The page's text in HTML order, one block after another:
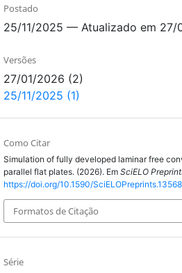
Postado
25/11/2025 — Atualizado em 27/
Versões
27/01/2026 (2)
25/11/2025 (1)
Como Citar
Simulation of fully developed laminar free
parallel flat plates. (2026). Em SciELO
https://doi.org/10.1590/SciELOPreprints.13568
Formatos de Citação
Série